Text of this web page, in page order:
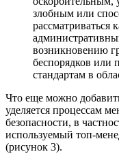
злобным или
рассматриваться
возникновению
беспорядков или
стандартам в
Что еще можно
уделяется процессам
безопасности, в
используемый топ-
(рисунок 3).